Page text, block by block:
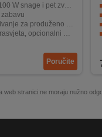
snage i pet zvučnika
produženo stereo iskustvo
nosač za stalak
Poručite
web stranici ne moraju nužno